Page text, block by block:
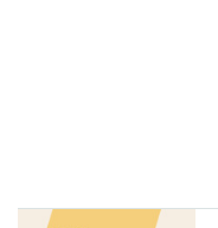
는 어
로 솟
인기포스트